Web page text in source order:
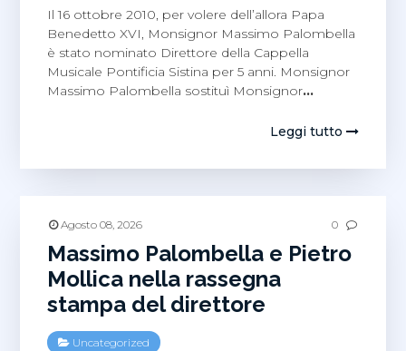
Il 16 ottobre 2010, per volere dell’allora Papa
Benedetto XVI, Monsignor Massimo Palombella
è stato nominato Direttore della Cappella
Musicale Pontificia Sistina per 5 anni. Monsignor
Massimo Palombella sostituì Monsignor…
Leggi tutto
Agosto 08, 2026 0
Massimo Palombella e Pietro
Mollica nella rassegna
stampa del direttore
Uncategorized